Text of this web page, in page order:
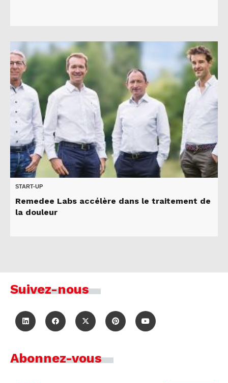
START-UP
Remedee Labs accélère dans le traitement de
la douleur
Suivez-nous
Abonnez-vous